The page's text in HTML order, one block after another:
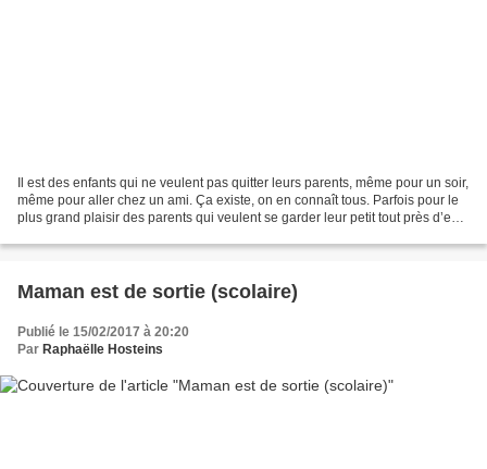
Il est des enfants qui ne veulent pas quitter leurs parents, même pour un soir,
même pour aller chez un ami. Ça existe, on en connaît tous. Parfois pour le
plus grand plaisir des parents qui veulent se garder leur petit tout près d’eux.
Maman est de sortie (scolaire)
Publié le 15/02/2017 à 20:20
Par Raphaëlle Hosteins